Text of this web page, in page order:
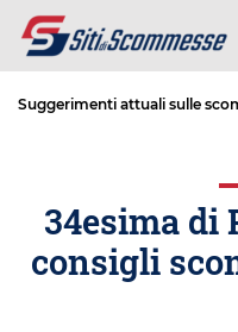
Suggerimenti attuali sulle
34esima di
consigli